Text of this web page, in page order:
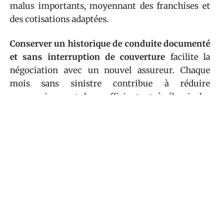
malus importants, moyennant des franchises et
des cotisations adaptées.
Conserver un historique de conduite documenté
et sans interruption de couverture facilite la
négociation avec un nouvel assureur. Chaque
mois sans sinistre contribue à réduire
progressivement le coefficient et à élargir les